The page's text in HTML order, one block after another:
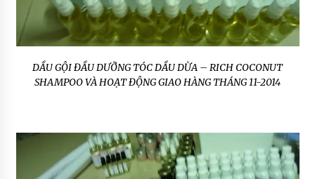
DẦU GỘI ĐẦU DƯỠNG TÓC DẦU DỪA – RICH COCONUT
SHAMPOO VÀ HOẠT ĐỘNG GIAO HÀNG THÁNG 11-2014